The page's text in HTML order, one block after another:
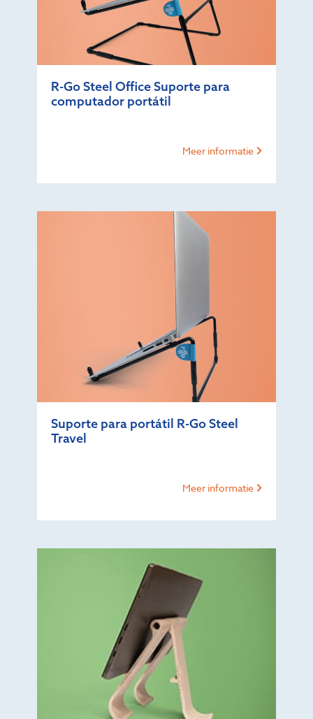
R-Go Steel Office Suporte para
computador portátil
Meer informatie
Suporte para portátil R-Go Steel
Travel
Meer informatie